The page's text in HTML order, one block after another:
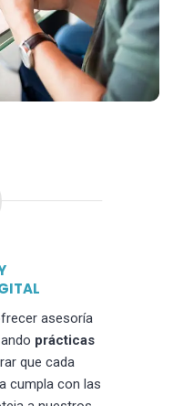
asesoría
prácticas
que cada
cumpla con las